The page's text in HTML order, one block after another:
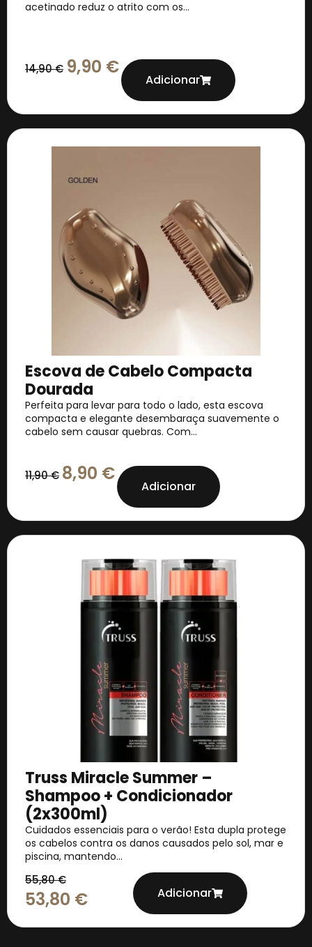
acetinado reduz o atrito com os...
14,90€ 9,90 €
Adicionar
Escova de Cabelo Compacta
Dourada
Perfeita para levar para todo o lado, esta escova
compacta e elegante desembaraça suavemente o
cabelo sem causar quebras. Com...
11,90€ 8,90 €
Adicionar
Truss Miracle Summer –
Shampoo + Condicionador
(2x300ml)
Cuidados essenciais para o verão! Esta dupla protege
os cabelos contra os danos causados pelo sol, mar e
piscina, mantendo...
55,80€
53,80 € Adicionar